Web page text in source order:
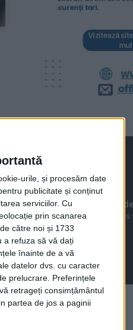
urile, și procesăm date
publicitate și conținut
serviciilor. Cu
prin scanarea
către noi și 1733
a refuza să vă dați
înainte de a vă
datelor dvs. cu caracter
prelucrare. Preferințele
retrageți consimțământul
partea de jos a paginii